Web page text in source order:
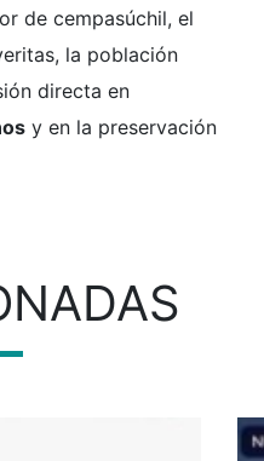
de cempasúchil, el
la población
directa en
y en la preservación